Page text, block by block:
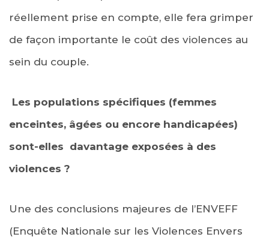
réellement prise en compte, elle fera grimper
de façon importante le coût des violences au
sein du couple.
Les populations spécifiques (femmes
enceintes, âgées ou encore handicapées)
sont-elles davantage exposées à des
violences ?
Une des conclusions majeures de l’ENVEFF
(Enquête Nationale sur les Violences Envers